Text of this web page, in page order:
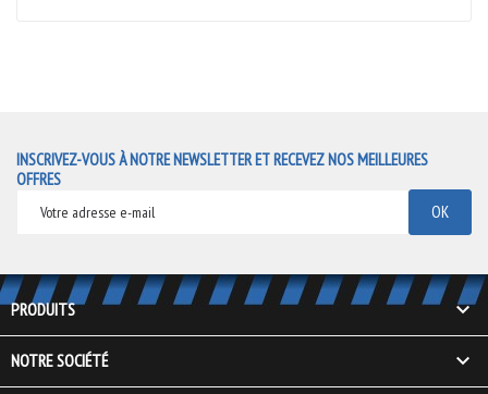
INSCRIVEZ-VOUS À NOTRE NEWSLETTER ET RECEVEZ NOS MEILLEURES
OFFRES
PRODUITS 
NOTRE SOCIÉTÉ 